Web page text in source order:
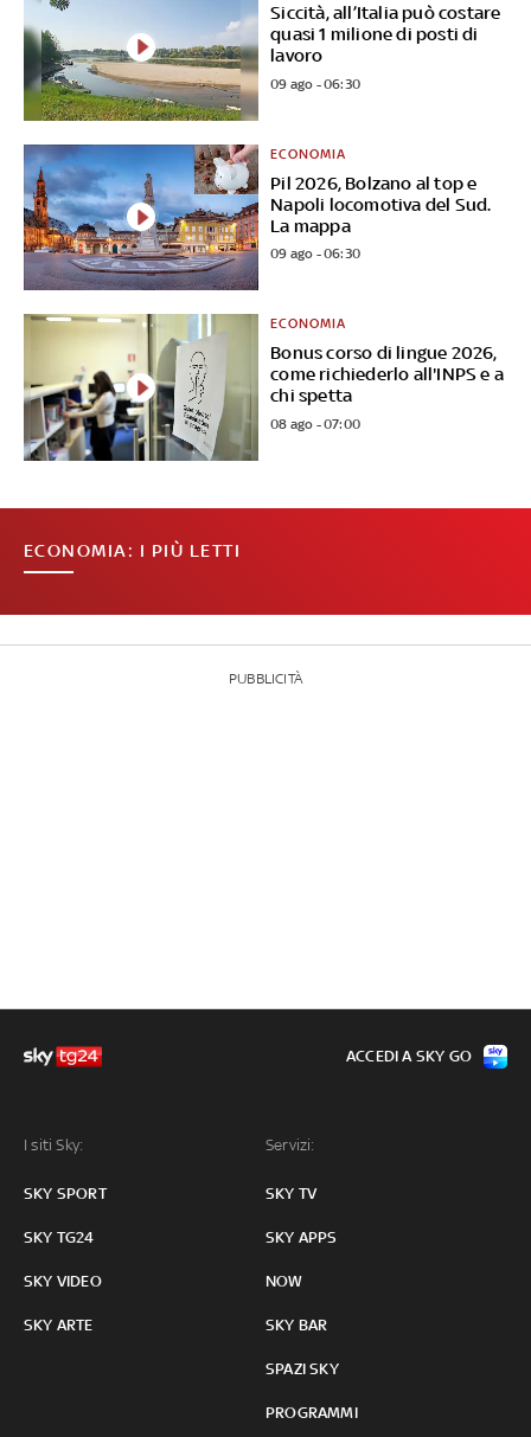
Siccità, all’Italia può costare
quasi 1 milione di posti di
lavoro
09 ago - 06:30
Pil 2026, Bolzano al top e
Napoli locomotiva del Sud.
La mappa
ECONOMIA
09 ago - 06:30
Bonus corso di lingue 2026,
come richiederlo all'INPS e a
chi spetta
ECONOMIA
08 ago - 07:00
ECONOMIA: I PIÙ LETTI
PUBBLICITÀ
I siti Sky:
SKY SPORT
SKY TG24
SKY VIDEO
SKY ARTE
Servizi:
SKY TV
SKY APPS
NOW
SKY BAR
SPAZI SKY
PROGRAMMI
ACCEDI A SKY GO